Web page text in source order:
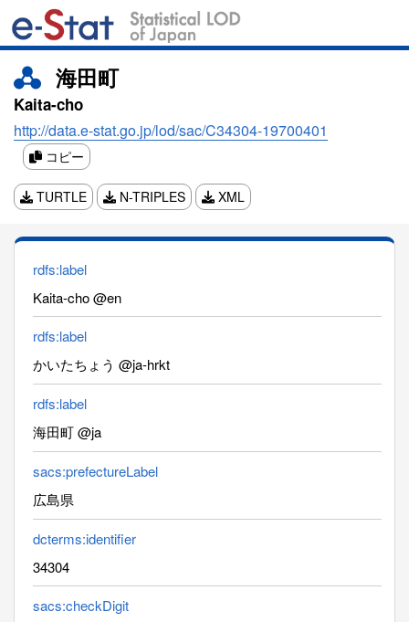
海田町
Kaita-cho
http://data.e-stat.go.jp/lod/sac/C34304-19700401
コピー
TURTLE N-TRIPLES XML
rdfs:label
Kaita-cho @en
rdfs:label
かいたちょう @ja-hrkt
rdfs:label
海田町 @ja
sacs:prefectureLabel
広島県
dcterms:identifier
34304
sacs:checkDigit